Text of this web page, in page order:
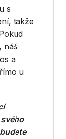
s
takže
náš
a
u